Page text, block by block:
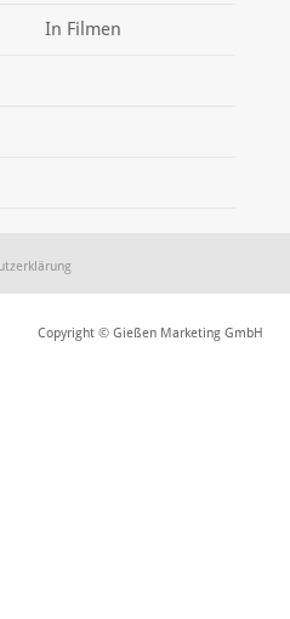
In Filmen
Copyright © Gießen Marketing GmbH